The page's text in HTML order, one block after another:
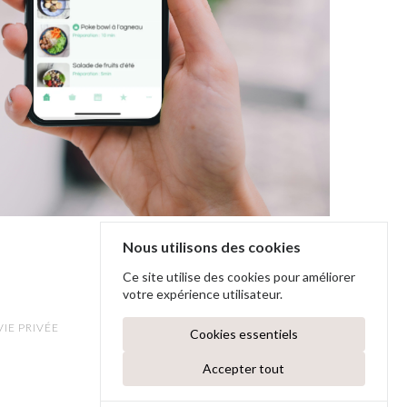
PRIVÉE
Nous utilisons des cookies
Ce site utilise des cookies pour améliorer
votre expérience utilisateur.
Cookies essentiels
Accepter tout